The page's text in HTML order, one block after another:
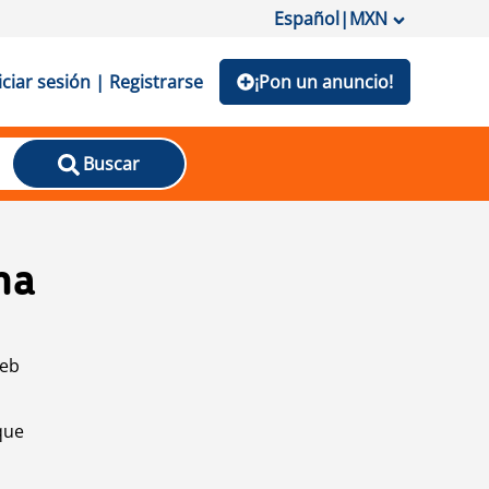
Español|MXN
sesión | Registrarse ¡Pon un anuncio!
Buscar